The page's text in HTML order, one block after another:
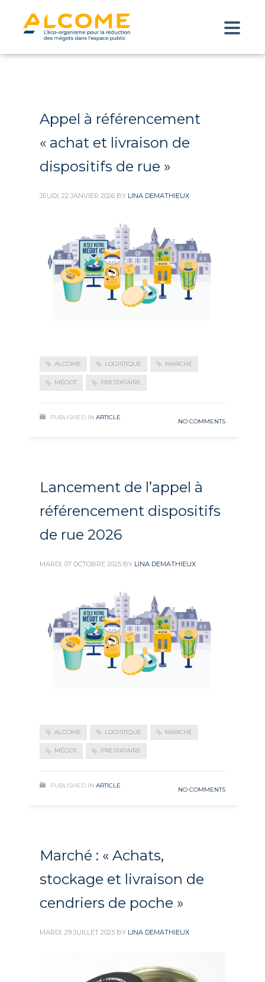
Appel à référencement
« achat et livraison de
dispositifs de rue »
JEUDI, 22 JANVIER 2026 BY LINA DEMATHIEUX
ALCOME LOGISTIQUE MARCHÉ
MÉGOT PRESTATAIRE
PUBLISHED IN ARTICLE
NO COMMENTS
Lancement de l’appel à
référencement dispositifs
de rue 2026
MARDI, 07 OCTOBRE 2025 BY LINA DEMATHIEUX
ALCOME LOGISTIQUE MARCHÉ
MÉGOT PRESTATAIRE
PUBLISHED IN ARTICLE
NO COMMENTS
Marché : « Achats,
stockage et livraison de
cendriers de poche »
MARDI, 29 JUILLET 2025 BY LINA DEMATHIEUX